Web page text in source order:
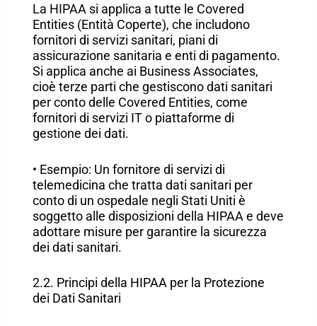
La HIPAA si applica a tutte le Covered
Entities (Entità Coperte), che includono
fornitori di servizi sanitari, piani di
assicurazione sanitaria e enti di pagamento.
Si applica anche ai Business Associates,
cioè terze parti che gestiscono dati sanitari
per conto delle Covered Entities, come
fornitori di servizi IT o piattaforme di
gestione dei dati.
• Esempio: Un fornitore di servizi di
telemedicina che tratta dati sanitari per
conto di un ospedale negli Stati Uniti è
soggetto alle disposizioni della HIPAA e deve
adottare misure per garantire la sicurezza
dei dati sanitari.
2.2. Principi della HIPAA per la Protezione
dei Dati Sanitari